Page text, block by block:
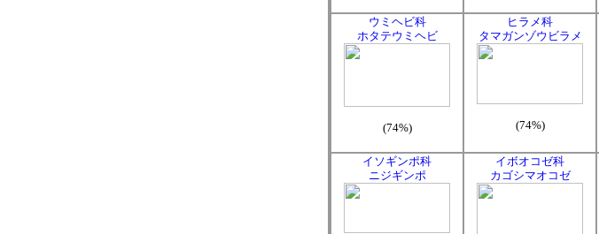
ウミヘビ科
ホタテウミヘビ
(74%)
ヒラメ科
タマガンゾウビラメ
(74%)
イソギンポ科
ニジギンポ
イボオコゼ科
カゴシマオコゼ